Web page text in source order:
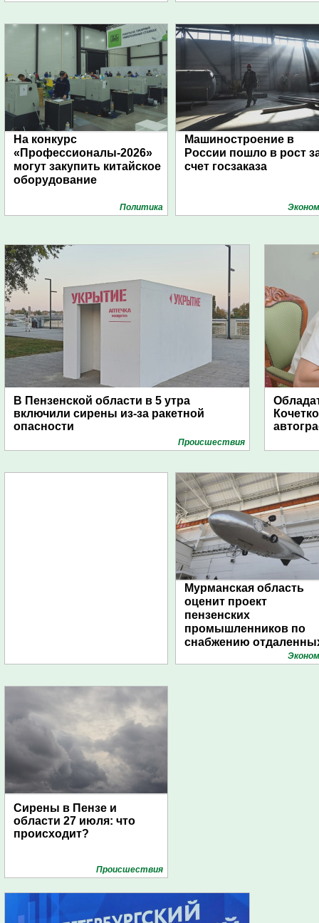
На конкурс
«Профессионалы-2026»
могут закупить китайское
оборудование
Политика
Машиностроение в
России пошло в рост
счет госзаказа
В Пензенской области в 5 утра
включили сирены из-за ракетной
опасности
Проиcшествия
Мурманская область
оценит проект
пензенских
промышленников по
снабжению
поселений с помощью
Сирены в Пензе и
области 27 июля: что
происходит?
Проиcшествия